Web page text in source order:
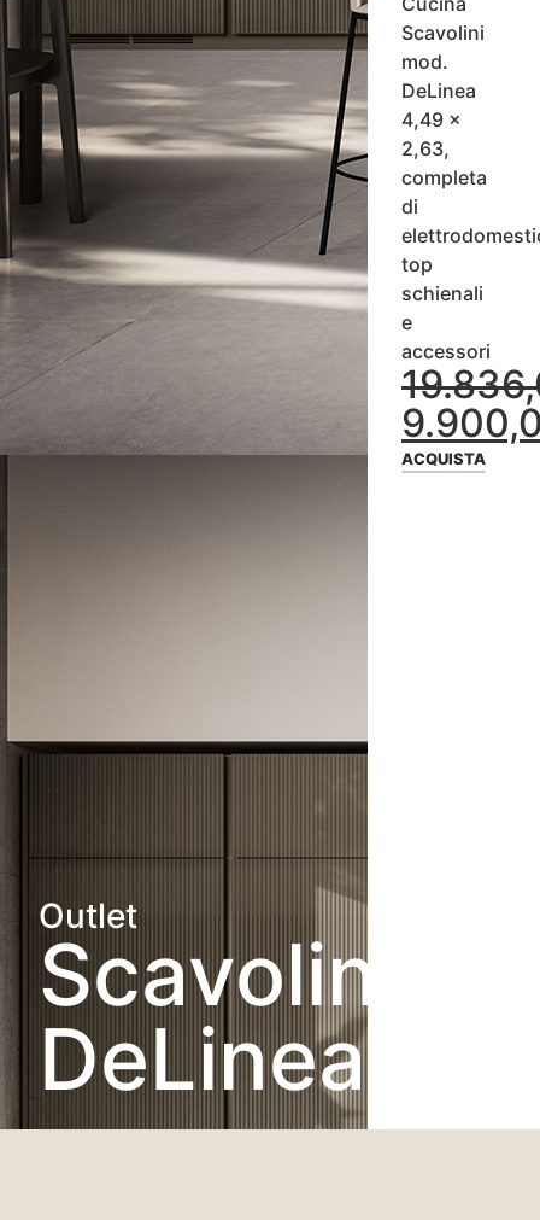
Outlet
Scavolini
DeLinea
Scavolini
mod.
DeLinea
4,49 x
2,63,
completa
di
top
schienali
e
accessori
ACQUISTA